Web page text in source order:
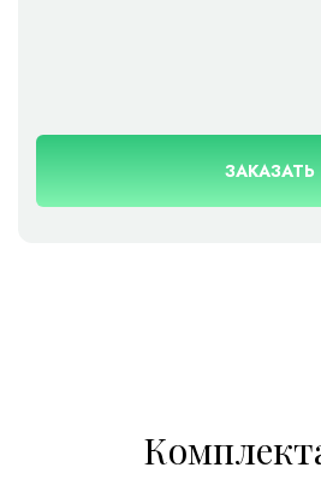
ЗАКАЗАТЬ